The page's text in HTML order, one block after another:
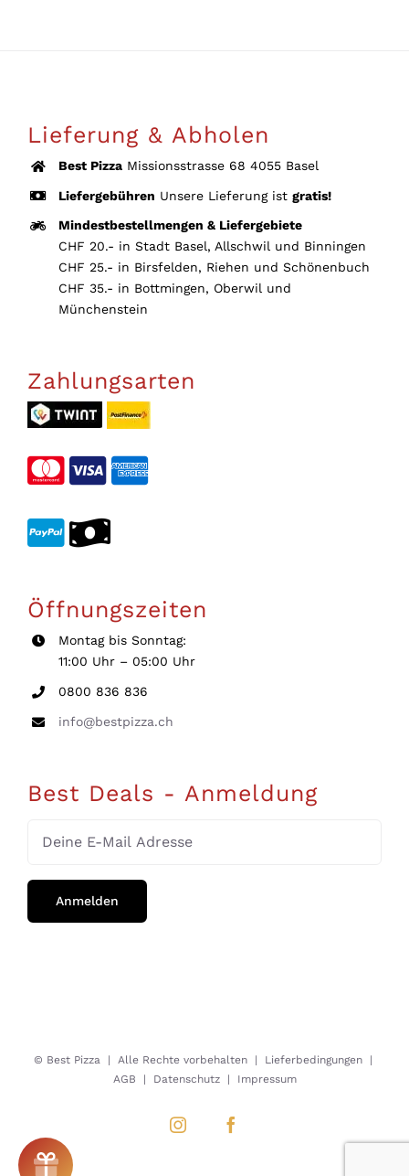
Lieferung & Abholen
Best PizzaMissionsstrasse 68 4055 Basel
Liefergebühren Unsere Lieferung ist gratis!
Mindestbestellmengen & Liefergebiete
CHF 20.- in Stadt Basel, Allschwil und Binningen
CHF 25.- in Birsfelden, Riehen und Schönenbuch
CHF 35.- in Bottmingen, Oberwil und
Münchenstein
Zahlungsarten
Öffnungszeiten
Montag bis Sonntag:
11:00 Uhr – 05:00 Uhr
0800 836 836
info@bestpizza.ch
Best Deals - Anmeldung
© Best Pizza | Alle Rechte vorbehalten | Lieferbedingungen|
AGB | Datenschutz| Impressum
InstagramFacebook